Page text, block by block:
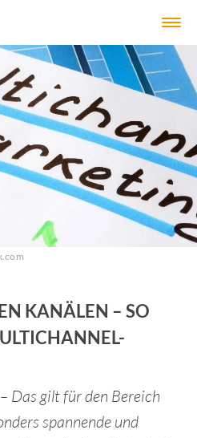
KANÄLEN – SO
Das gilt für den Bereich
spannende und